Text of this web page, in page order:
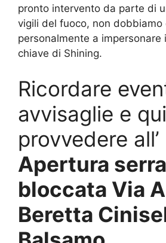
pronto intervento da parte di
vigili del fuoco, non dobbiamo
personalmente a impersonare
chiave di Shining.
Ricordare
avvisaglie e
provvedere all’
Apertura
bloccata Via
Beretta